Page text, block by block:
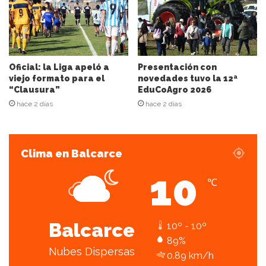
o
r
r
e
o
e
l
e
c
n
Oficial: la Liga apeló a
viejo formato para el
“Clausura”
hace 2 días
Presentación con
novedades tuvo la 12ª
EduCoAgro 2026
hace 2 días
Clima en Balcarce
Balcarce
Nubes Dispersas
10 ℃
10º - 10º
89%
0.89 km/h